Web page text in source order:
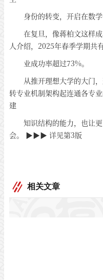
身份的转变，开启在数
在复旦，像蒋柏文这样
人介绍，2025年春季学期共
业成功率超过73%。
从推开理想大学的大门
转专业机制架构起连通各专
建
知识结构的能力，也让
会。 ▶▶▶ 详见第3版
相关文章